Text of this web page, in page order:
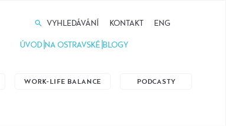
VYHLEDÁVÁNÍ KONTAKT ENG
ÚVOD NA OSTRAVSKÉ BLOGY
WORK-LIFE BALANCE PODCASTY